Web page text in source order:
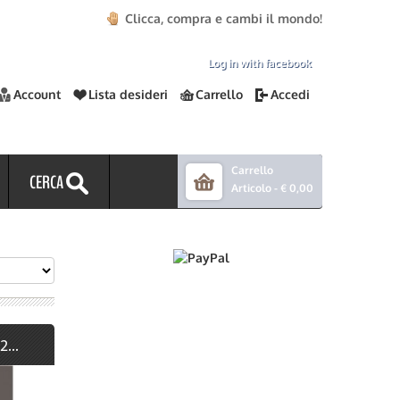
Carrello
Articolo - € 0,00
Clicca, compra e cambi il mondo!
Account Lista desideri Carrello Accedi
Log in with facebook
CERCA